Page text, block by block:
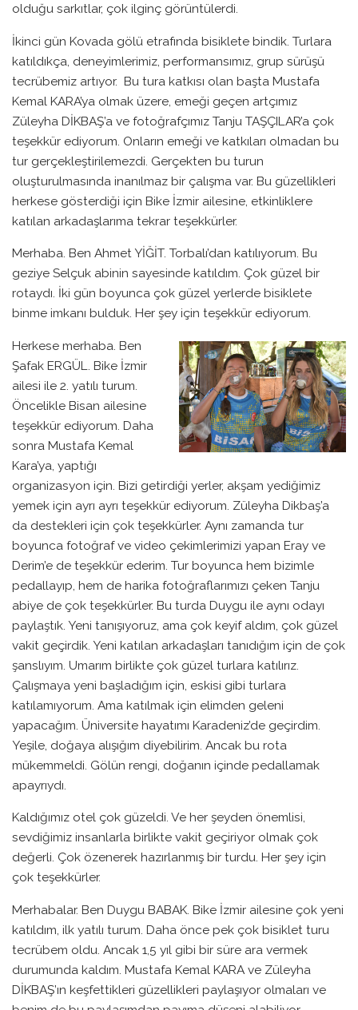
olduğu sarkıtlar, çok ilginç görüntülerdi.
İkinci gün Kovada gölü etrafında bisiklete bindik. Turlara
katıldıkça, deneyimlerimiz, performansımız, grup sürüşü
tecrübemiz artıyor. Bu tura katkısı olan başta Mustafa
Kemal KARA’ya olmak üzere, emeği geçen artçımız
Züleyha DİKBAŞ’a ve fotoğrafçımız Tanju TAŞÇILAR’a çok
teşekkür ediyorum. Onların emeği ve katkıları olmadan bu
tur gerçekleştirilemezdi. Gerçekten bu turun
oluşturulmasında inanılmaz bir çalışma var. Bu güzellikleri
herkese gösterdiği için Bike İzmir ailesine, etkinliklere
katılan arkadaşlarıma tekrar teşekkürler.
Merhaba. Ben Ahmet YİĞİT. Torbalı’dan katılıyorum. Bu
geziye Selçuk abinin sayesinde katıldım. Çok güzel bir
rotaydı. İki gün boyunca çok güzel yerlerde bisiklete
binme imkanı bulduk. Her şey için teşekkür ediyorum.
Herkese merhaba. Ben
Şafak ERGÜL. Bike İzmir
ailesi ile 2. yatılı turum.
Öncelikle Bisan ailesine
teşekkür ediyorum. Daha
sonra Mustafa Kemal
Kara’ya, yaptığı
organizasyon için. Bizi getirdiği yerler, akşam yediğimiz
yemek için ayrı ayrı teşekkür ediyorum. Züleyha Dikbaş’a
da destekleri için çok teşekkürler. Aynı zamanda tur
boyunca fotoğraf ve video çekimlerimizi yapan Eray ve
Derim’e de teşekkür ederim. Tur boyunca hem bizimle
pedallayıp, hem de harika fotoğraflarımızı çeken Tanju
abiye de çok teşekkürler. Bu turda Duygu ile aynı odayı
paylaştık. Yeni tanışıyoruz, ama çok keyif aldım, çok güzel
vakit geçirdik. Yeni katılan arkadaşları tanıdığım için de çok
şanslıyım. Umarım birlikte çok güzel turlara katılırız.
Çalışmaya yeni başladığım için, eskisi gibi turlara
katılamıyorum. Ama katılmak için elimden geleni
yapacağım. Üniversite hayatımı Karadeniz’de geçirdim.
Yeşile, doğaya alışığım diyebilirim. Ancak bu rota
mükemmeldi. Gölün rengi, doğanın içinde pedallamak
apayrıydı.
Kaldığımız otel çok güzeldi. Ve her şeyden önemlisi,
sevdiğimiz insanlarla birlikte vakit geçiriyor olmak çok
değerli. Çok özenerek hazırlanmış bir turdu. Her şey için
çok teşekkürler.
Merhabalar. Ben Duygu BABAK. Bike İzmir ailesine çok yeni
katıldım, ilk yatılı turum. Daha önce pek çok bisiklet turu
tecrübem oldu. Ancak 1,5 yıl gibi bir süre ara vermek
durumunda kaldım. Mustafa Kemal KARA ve Züleyha
DİKBAŞ’ın keşfettikleri güzellikleri paylaşıyor olmaları ve